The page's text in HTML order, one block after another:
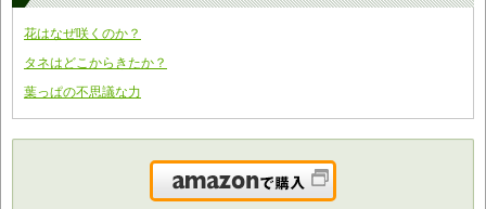
花はなぜ咲くのか？
タネはどこからきたか？
葉っぱの不思議な力
Amazonで購入